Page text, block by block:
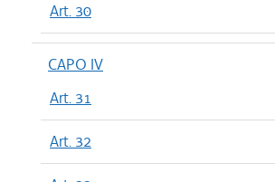
Art. 30
CAPO IV
Art. 31
Art. 32